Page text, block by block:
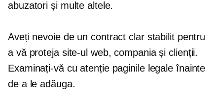
abuzatori și multe altele.
Aveți nevoie de un contract clar stabilit pentru
a vă proteja site-ul web, compania și clienții.
Examinați-vă cu atenție paginile legale înainte
de a le adăuga.